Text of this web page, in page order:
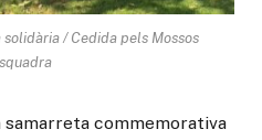
/ Cedida pels Mossos
commemorativa